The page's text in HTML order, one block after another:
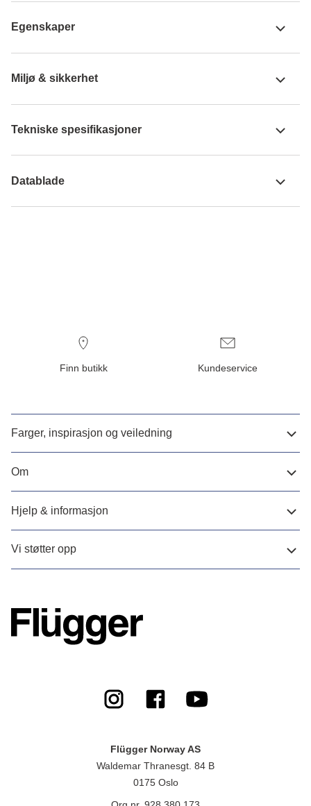
Egenskaper
Miljø & sikkerhet
Tekniske spesifikasjoner
Datablade
Finn butikk Kundeservice
Farger, inspirasjon og veiledning
Om
Hjelp & informasjon
Vi støtter opp
Flügger Norway AS
Waldemar Thranesgt. 84 B
0175 Oslo